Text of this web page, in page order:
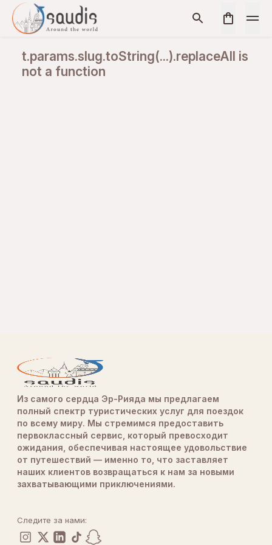
t.params.slug.toString(...).replaceAll is
not a function
Из самого сердца Эр-Рияда мы предлагаем
полный спектр туристических услуг для поездок
по всему миру. Мы стремимся предоставить
первоклассный сервис, который превосходит
ожидания, обеспечивая настоящее удовольствие
от путешествий — именно то, что заставляет
наших клиентов возвращаться к нам за новыми
захватывающими приключениями.
Следите за нами: